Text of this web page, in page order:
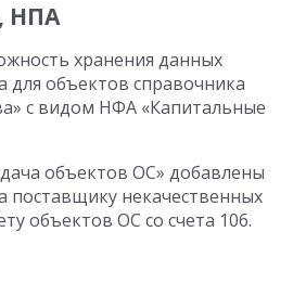
НПА
хранения данных
для объектов справочника
с видом НФА «Капитальные
объектов ОС» добавлены
поставщику некачественных
объектов ОС со счета 106.